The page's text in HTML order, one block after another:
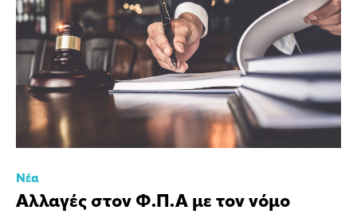
Νέα
Αλλαγές στον Φ.Π.Α με τον νόμο